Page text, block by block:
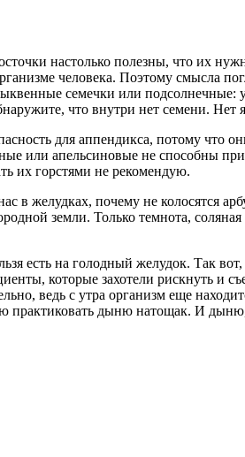
настолько полезны, что их
человека. Поэтому смысла
семечки или подсолнечные:
что внутри нет семени. Нет
для аппендикса, потому что
или апельсиновые не способны
их горстями не рекомендую.
в желудках, почему не колосятся
земли. Только темнота, соляная
есть на голодный желудок. Так
которые захотели рискнуть и
ведь с утра организм еще
практиковать дыню натощак. И